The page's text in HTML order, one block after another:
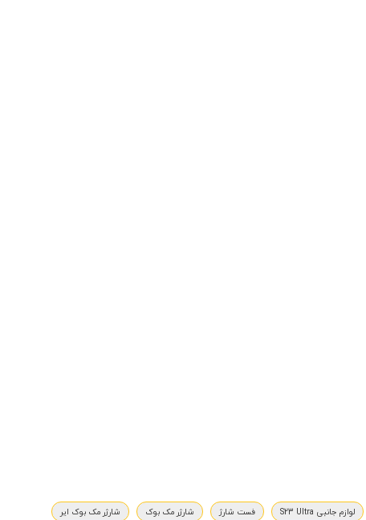
لوازم جانبی S23 Ultra فست شارژ شارژر مک بوک
شارژر مک بوک ایر